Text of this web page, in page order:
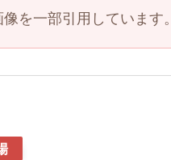
を一部引用しています。